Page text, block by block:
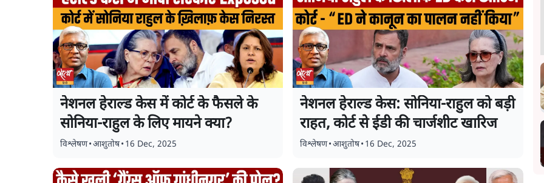
नेशनल हेराल्ड केस में कोर्ट के फैसले के
सोनिया-राहुल के लिए मायने क्या?
विश्लेषण•आशुतोष• 16 Dec, 2025
नेशनल हेराल्ड केस: सोनिया-राहुल को बड़ी
राहत, कोर्ट से ईडी की चार्जशीट खारिज
विश्लेषण•आशुतोष• 16 Dec, 2025